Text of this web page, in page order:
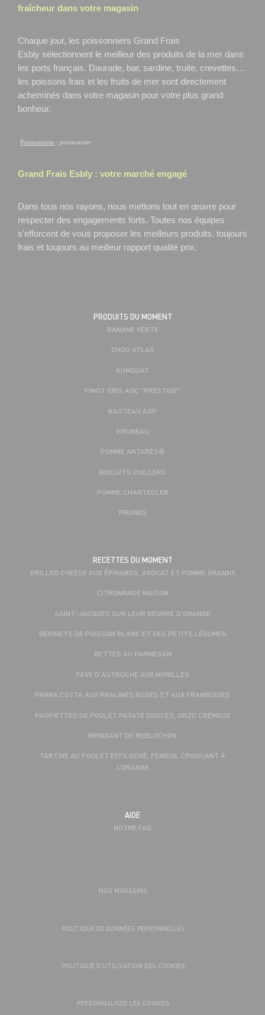
fraîcheur dans votre magasin
Chaque jour, les poissonniers Grand Frais
Esbly sélectionnent le meilleur des produits de la mer dans
les ports français. Daurade, bar, sardine, truite, crevettes…
les poissons frais et les fruits de mer sont directement
acheminés dans votre magasin pour votre plus grand
bonheur.
Poissonnerie : poissonnier
Grand Frais Esbly : votre marché engagé
Dans tous nos rayons, nous mettons tout en œuvre pour
respecter des engagements forts. Toutes nos équipes
s’efforcent de vous proposer les meilleurs produits, toujours
frais et toujours au meilleur rapport qualité prix.
PRODUITS DU MOMENT
BANANE VERTE
CHOU ATLAS
KUMQUAT
PINOT GRIS AOC "PRESTIGE"
RASTEAU AOP
PRUNEAU
POMME ANTARÈS®
BISCUITS CUILLERS
POMME CHANTECLER
PRUNES
RECETTES DU MOMENT
GRILLED CHEESE AUX ÉPINARDS, AVOCAT ET POMME GRANNY
CITRONNADE MAISON
SAINT-JACQUES SUR LEUR BEURRE D'ORANGE
BEIGNETS DE POISSON BLANC ET SES PETITS LÉGUMES
BETTES AU PARMESAN
PAVÉ D'AUTRUCHE AUX MORILLES
PANNA COTTA AUX PRALINES ROSES ET AUX FRAMBOISES
PAUPIETTES DE POULET PATATE DOUCES, ORZO CRÉMEUX
MENDIANT DE REBLOCHON
TARTINE AU POULET EFFILOCHÉ, FENOUIL CROQUANT À
L’ORANGE
AIDE
NOTRE FAQ
NOS MAGASINS
POLITIQUE DE DONNÉES PERSONNELLES
POLITIQUE D’UTILISATION DES COOKIES
PERSONNALISER LES COOKIES